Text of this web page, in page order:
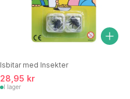
Isbitar med Insekter
28,95 kr
I lager